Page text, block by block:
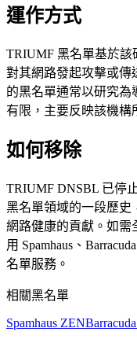
運作方式
TRIUMF 黑名單基於
對其網路發起攻擊或傳
的黑名單通常以研究
有限，主要反映該機構
如何移除
TRIUMF DNSBL 已停
黑名單領域的一段歷史
網路健康的貢獻。如需
用 Spamhaus、
名單服務。
相關黑名單
Spamhaus ZENBarracuda